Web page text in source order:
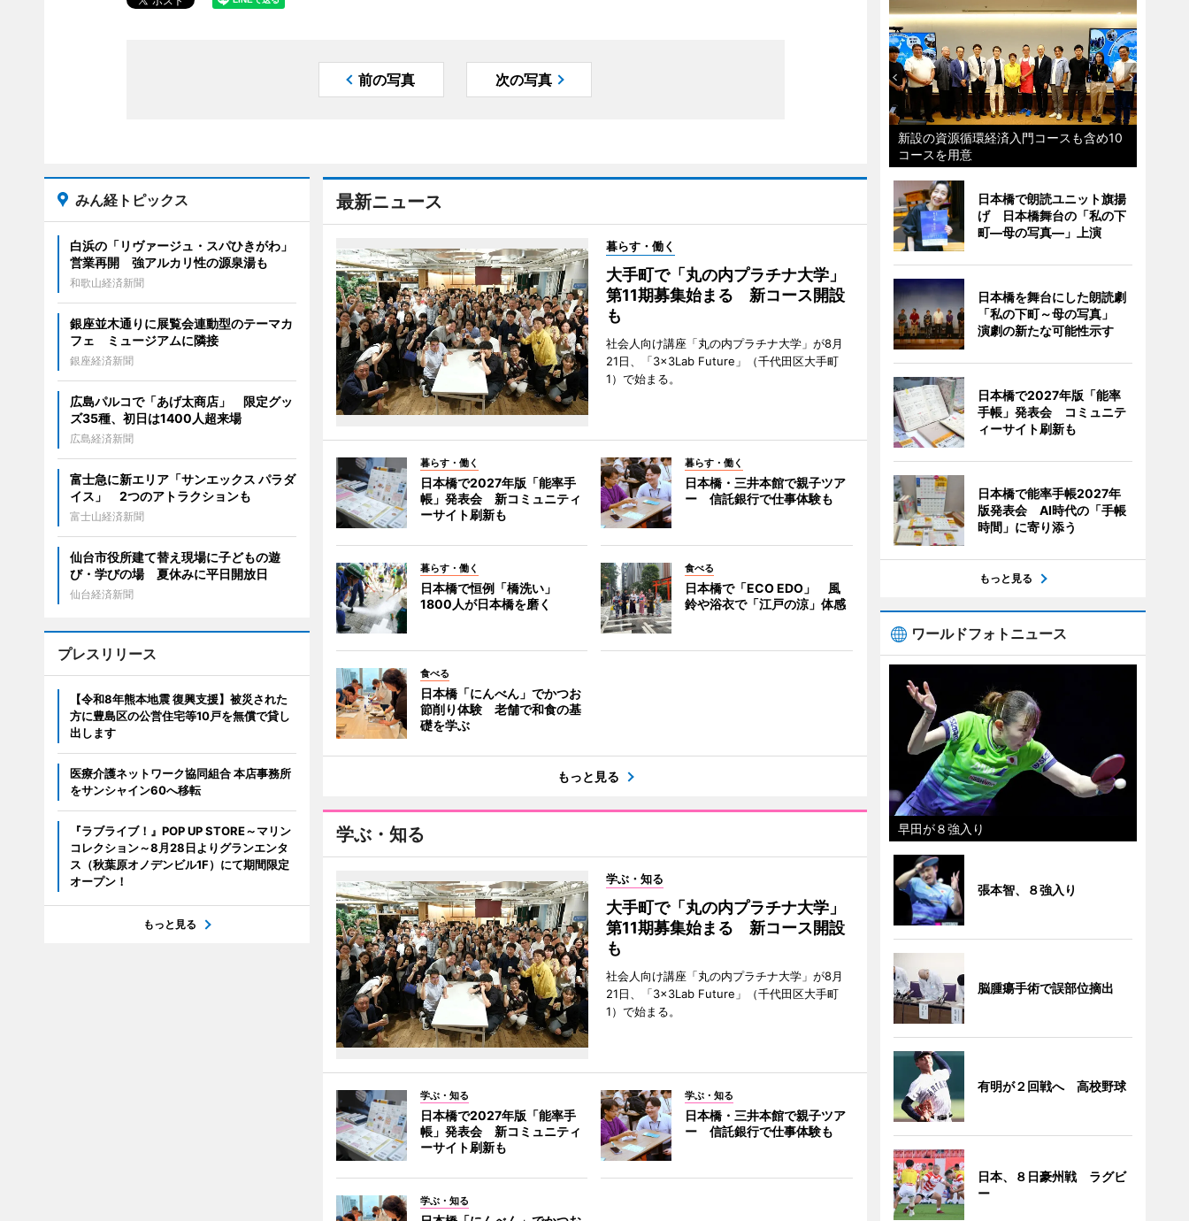
前の写真 次の写真
最新ニュース
暮らす・働く
大手町で「丸の内プラチナ大学」
第11期募集始まる 新コース開設
も
社会人向け講座「丸の内プラチナ大学」が8月
21日、「3×3Lab Future」（千代田区大手町
1）で始まる。
暮らす・働く
日本橋で2027年版「能率手
帳」発表会 新コミュニティ
ーサイト刷新も
暮らす・働く
日本橋・三井本館で親子ツア
ー 信託銀行で仕事体験も
暮らす・働く
日本橋で恒例「橋洗い」
1800人が日本橋を磨く
食べる
日本橋で「ECO EDO」 風
鈴や浴衣で「江戸の涼」体感
食べる
日本橋「にんべん」でかつお
節削り体験 老舗で和食の基
礎を学ぶ
もっと見る
学ぶ・知る
学ぶ・知る
大手町で「丸の内プラチナ大学」
第11期募集始まる 新コース開設
も
社会人向け講座「丸の内プラチナ大学」が8月
21日、「3×3Lab Future」（千代田区大手町
1）で始まる。
学ぶ・知る
日本橋で2027年版「能率手
帳」発表会 新コミュニティ
ーサイト刷新も
学ぶ・知る
日本橋・三井本館で親子ツア
ー 信託銀行で仕事体験も
学ぶ・知る
みん経トピックス
白浜の「リヴァージュ・スパひきがわ」
営業再開 強アルカリ性の源泉湯も
和歌山経済新聞
銀座並木通りに展覧会連動型のテーマカ
フェ ミュージアムに隣接
銀座経済新聞
広島パルコで「あげ太商店」 限定グッ
ズ35種、初日は1400人超来場
広島経済新聞
富士急に新エリア「サンエックス パラダ
イス」 2つのアトラクションも
富士山経済新聞
仙台市役所建て替え現場に子どもの遊
び・学びの場 夏休みに平日開放日
仙台経済新聞
プレスリリース
【令和8年熊本地震 復興支援】被災された
方に豊島区の公営住宅等10戸を無償で貸し
出します
医療介護ネットワーク協同組合 本店事務所
をサンシャイン60へ移転
『ラブライブ！』POP UP STORE～マリン
コレクション～8月28日よりグランエンタ
ス（秋葉原オノデンビル1F）にて期間限定
オープン！
もっと見る
新設の資源循環経済入門コースも含め10
コースを用意
日本橋で朗読ユニット旗揚
げ 日本橋舞台の「私の下
町―母の写真―」上演
日本橋を舞台にした朗読劇
「私の下町～母の写真」
演劇の新たな可能性示す
日本橋で2027年版「能率
手帳」発表会 コミュニテ
ィーサイト刷新も
日本橋で能率手帳2027年
版発表会 AI時代の「手帳
時間」に寄り添う
もっと見る
ワールドフォトニュース
早田が８強入り
張本智、８強入り
脳腫瘍手術で誤部位摘出
有明が２回戦へ 高校野球
日本、８日豪州戦 ラグビ
ー